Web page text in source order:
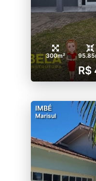
300m²
R$
IMBÉ
Marisul